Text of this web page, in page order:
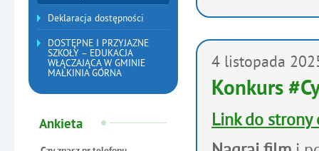
Deklaracja dostępności
DOSTĘPNE I PRZYJAZNE
SZKOŁY – EDUKACJA
WŁĄCZAJĄCA W GMINIE
MAŁKINIA GÓRNA
Ankieta
4 listopada
Konkurs
Link do strony